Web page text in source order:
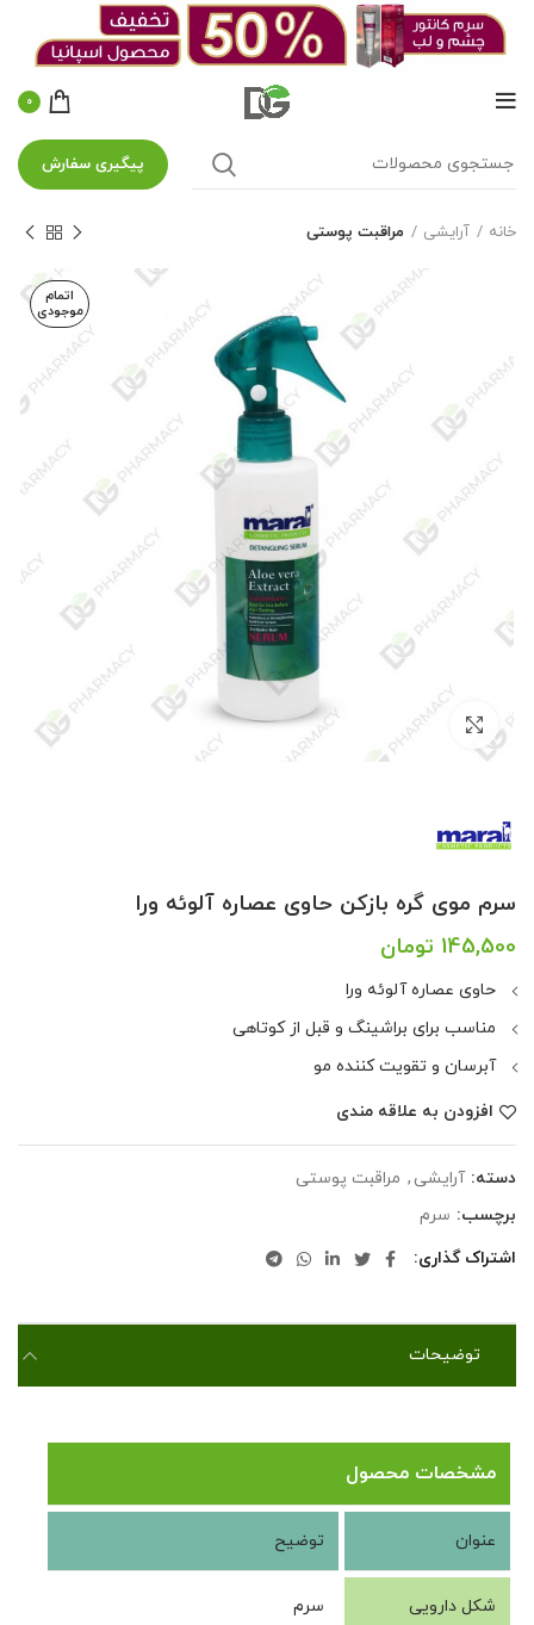
0
پیگیری سفارش
خانه آرایشی مراقبت پوستی
اتمام
موجودی
بزرگنمایی تصویر
سرم موی گره بازکن حاوی عصاره آلوئه ورا
145,500 تومان
حاوی عصاره آلوئه ورا
مناسب برای براشینگ و قبل از کوتاهی
آبرسان و تقویت کننده مو
افزودن به علاقه مندی
دسته: آرایشی , مراقبت پوستی
برچسب: سرم
اشتراک گذاری
توضیحات
مشخصات محصول
عنوان توضیح
شکل دارویی سرم